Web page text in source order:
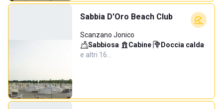
Sabbia D'Oro Beach Club
Scanzano Jonico
Sabbiosa· Cabine· Doccia calda·
e altri 16…